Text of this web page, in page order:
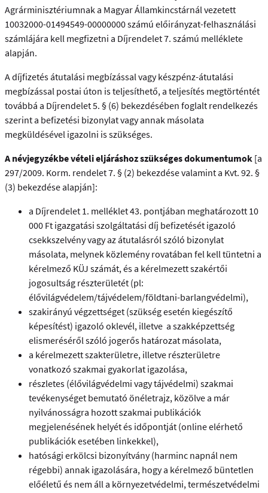
Agrárminisztériumnak a Magyar Államkincstárnál vezetett
10032000-01494549-00000000 számú előirányzat-felhasználási
számlájára kell megfizetni a Díjrendelet 7. számú melléklete
alapján.
A díjfizetés átutalási megbízással vagy készpénz-átutalási
megbízással postai úton is teljesíthető, a teljesítés megtörténtét
továbbá a Díjrendelet 5. § (6) bekezdésében foglalt rendelkezés
szerint a befizetési bizonylat vagy annak másolata
megküldésével igazolni is szükséges.
A névjegyzékbe vételi eljáráshoz szükséges dokumentumok [a
297/2009. Korm. rendelet 7. § (2) bekezdése valamint a Kvt. 92. §
(3) bekezdése alapján]:
a Díjrendelet 1. melléklet 43. pontjában meghatározott 10
000 Ft igazgatási szolgáltatási díj befizetését igazoló
csekkszelvény vagy az átutalásról szóló bizonylat
másolata, melynek közlemény rovatában fel kell tüntetni a
kérelmező KÜJ számát, és a kérelmezett szakértői
jogosultság részterületét (pl:
élővilágvédelem/tájvédelem/földtani-barlangvédelmi),
szakirányú végzettséget (szükség esetén kiegészítő
képesítést) igazoló oklevél, illetve a szakképzettség
elismeréséről szóló jogerős határozat másolata,
a kérelmezett szakterületre, illetve részterületre
vonatkozó szakmai gyakorlat igazolása,
részletes (élővilágvédelmi vagy tájvédelmi) szakmai
tevékenységet bemutató önéletrajz, közölve a már
nyilvánosságra hozott szakmai publikációk
megjelenésének helyét és időpontját (online elérhető
publikációk esetében linkekkel),
hatósági erkölcsi bizonyítvány (harminc napnál nem
régebbi) annak igazolására, hogy a kérelmező büntetlen
előéletű és nem áll a környezetvédelmi, természetvédelmi